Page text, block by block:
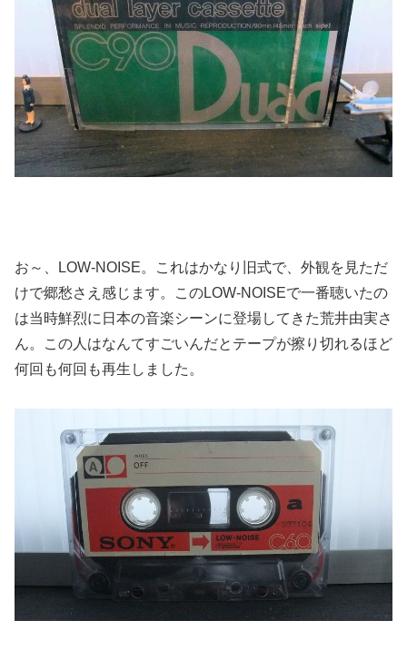
お～、LOW-NOISE。これはかなり旧式で、外観を見ただ
けで郷愁さえ感じます。
このLOW-NOISEで一番聴いたの
は当時鮮烈に日本の音楽シーンに登場してきた荒井由実さ
ん。
この人はなんてすごいんだとテープが擦り切れるほど
何回も何回も再生しました。